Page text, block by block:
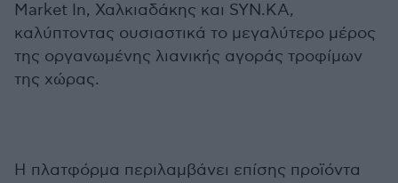
Market In, Χαλκιαδάκης και SYN.KA,
καλύπτοντας ουσιαστικά το μεγαλύτερο μέρος
της οργανωμένης λιανικής αγοράς τροφίμων
της χώρας.
Η πλατφόρμα περιλαμβάνει επίσης προϊόντα